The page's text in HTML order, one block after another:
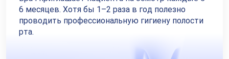
6 месяцев. Хотя бы 1–2 раза в год полезно
проводить профессиональную гигиену полости
рта.